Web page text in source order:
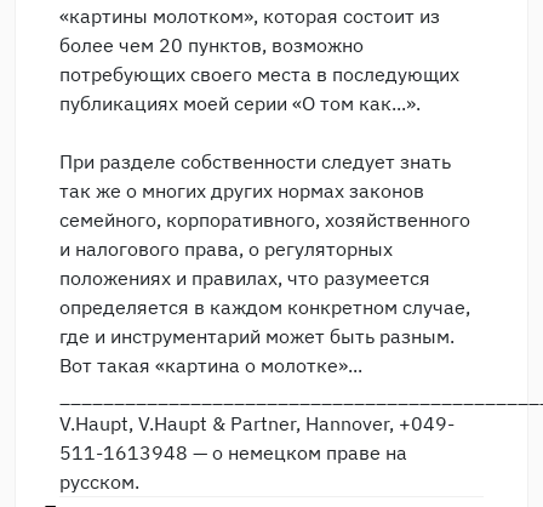
«картины молотком», которая состоит из
более чем 20 пунктов, возможно
потребующих своего места в последующих
публикациях моей серии «О том как...».
При разделе собственности следует знать
так же о многих других нормах законов
семейного, корпоративного, хозяйственного
и налогового права, о регуляторных
положениях и правилах, что разумеется
определяется в каждом конкретном случае,
где и инструментарий может быть разным.
Вот такая «картина о молотке»...
V.Haupt, V.Haupt & Partner, Hannover, +049-
511-1613948 — о немецком праве на
русском.